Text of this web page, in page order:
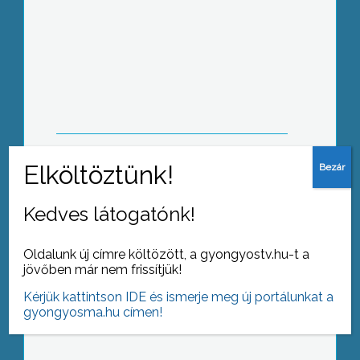
Park fejlesztésének tervei voltak
Dombon
A gyöngyösi főiskola mindig kiemelt
feladatként tekintette a zöldenergia
térhódításának segítését
Kedves látogatónk!
Oldalunk új címre költözött, a gyongyostv.hu-t a
jövőben már nem frissítjük!
Kérjük kattintson IDE és ismerje meg új portálunkat a
gyongyosma.hu címen!